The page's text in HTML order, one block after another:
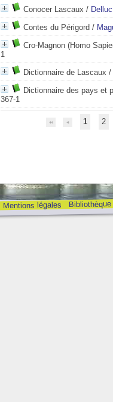
Conocer Lascaux /
Contes du Périgord /
Cro-Magnon (Homo
1
Dictionnaire de Lascaux /
Dictionnaire des pays et
367-1
1 2
Mentions légales